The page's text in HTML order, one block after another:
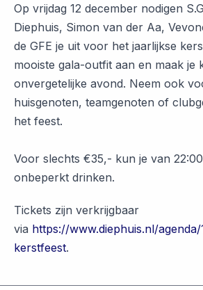
Op vrijdag 12 december nodigen
Diephuis, Simon van der Aa,
de GFE je uit voor het jaarlijkse
mooiste gala-outfit aan en maak je
onvergetelijke avond. Neem ook
huisgenoten, teamgenoten of
het feest.
Voor slechts €35,- kun je van
onbeperkt drinken.
Tickets zijn verkrijgbaar
via https://www.diephuis.nl/agenda/
kerstfeest.